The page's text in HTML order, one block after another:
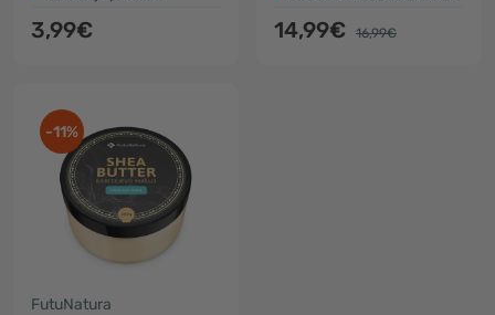
3,99€ 14,99€ 16,99€
-11%
FutuNatura